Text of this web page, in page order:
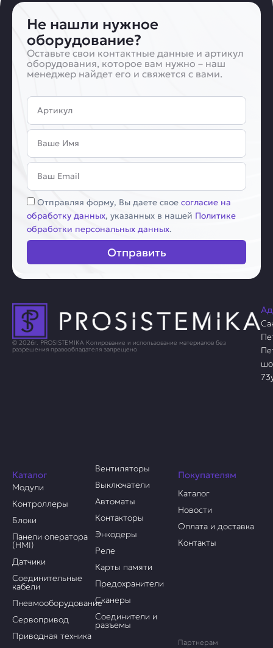
Не нашли нужное
оборудование?
Оставьте свои контактные данные и артикул
оборудования, которое вам нужно – наш
менеджер найдет его и свяжется с вами.
Артикул
Имя
Email
Соглашение
Отправляя форму, Вы даете свое согласие на
обработку данных, указанных в нашей Политике
обработки персональных данных.
Отправить
© 2026г. PROSISTEMIKA Копирование и использование материалов без
разрешения правообладателя запрещено
Каталог
Модули
Контроллеры
Блоки
Панели оператора
(HMI)
Датчики
Соединительные
кабели
Пневмооборудование
Сервопривод
Приводная техника
Вентиляторы
Выключатели
Автоматы
Контакторы
Энкодеры
Реле
Карты памяти
Предохранители
Сканеры
Соединители и
разъемы
Покупателям
Каталог
Новости
Оплата и доставка
Контакты
Партнерам